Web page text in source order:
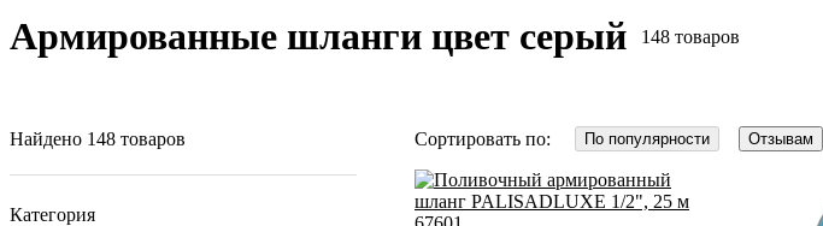
Армированные шланги цвет серый 148 товаров
Найдено 148 товаров
Категория
Сортировать по: По популярности Отзывам